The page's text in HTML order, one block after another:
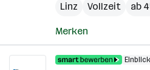
Linz
Vollzeit ab
Merken